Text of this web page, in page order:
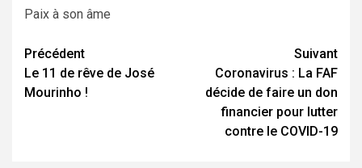
Paix à son âme
Navigation
d’article
Précédent
Le 11 de rêve de José
Mourinho !
Suivant
Coronavirus : La FAF
décide de faire un don
financier pour lutter
contre le COVID-19